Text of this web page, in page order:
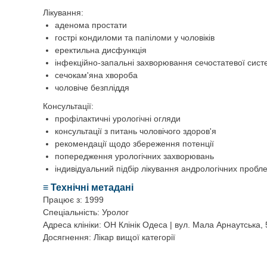
Лікування:
аденома простати
гострі кондиломи та папіломи у чоловіків
еректильна дисфункція
інфекційно-запальні захворювання сечостатевої
сечокам'яна хвороба
чоловіче безпліддя
Консультації:
профілактичні урологічні огляди
консультації з питань чоловічого здоров'я
рекомендації щодо збереження потенції
попередження урологічних захворювань
індивідуальний підбір лікування андрологічних
≡ Технічні метадані
Працює з: 1999
Спеціальність: Уролог
Адреса клініки: ОН Клінік Одеса | вул. Мала Арнаутська,
Досягнення: Лікар вищої категорії